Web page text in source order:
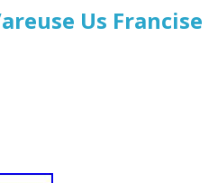
Us Francise